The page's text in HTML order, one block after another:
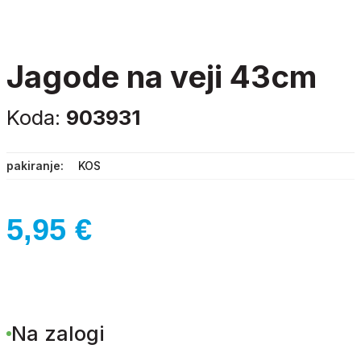
jagode na veji 43cm
Koda: 903931
pakiranje KOS
5,95 €
Na zalogi